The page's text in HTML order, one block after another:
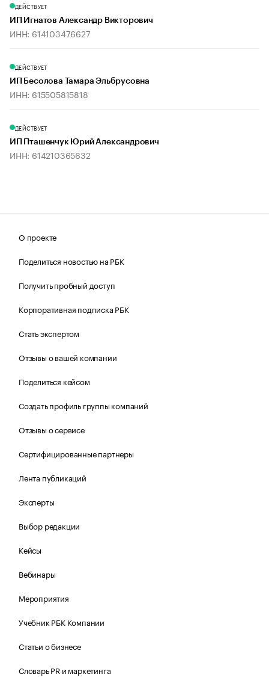
ДЕЙСТВУЕТ
ИП Игнатов Александр Викторович
ИНН: 614103476627
ДЕЙСТВУЕТ
ИП Бесолова Тамара Эльбрусовна
ИНН: 615505815818
ДЕЙСТВУЕТ
ИП Пташенчук Юрий Александрович
ИНН: 614210365632
О проекте
Поделиться новостью на РБК
Получить пробный доступ
Корпоративная подписка РБК
Стать экспертом
Отзывы о вашей компании
Поделиться кейсом
Создать профиль группы компаний
Отзывы о сервисе
Сертифицированные партнеры
Лента публикаций
Эксперты
Выбор редакции
Кейсы
Вебинары
Мероприятия
Учебник РБК Компании
Статьи о бизнесе
Словарь PR и маркетинга